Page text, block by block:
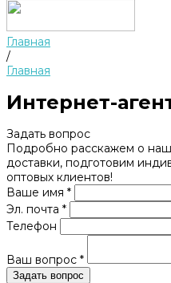
Главная
/
Главная
Интернет-
Задать вопрос
Подробно расскажем о
доставки, подготовим
оптовых клиентов!
Ваше имя *
Эл. почта *
Телефон
Ваш вопрос *